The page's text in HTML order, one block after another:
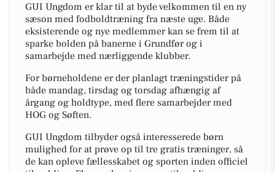
GUI Ungdom er klar til at byde velkommen til en ny
sæson med fodboldtræning fra næste uge. Både
eksisterende og nye medlemmer kan se frem til at
sparke bolden på banerne i Grundfør og i
samarbejde med nærliggende klubber.
For børneholdene er der planlagt træningstider på
både mandag, tirsdag og torsdag afhængig af
årgang og holdtype, med flere samarbejder med
HOG og Søften.
GUI Ungdom tilbyder også interesserede børn
mulighed for at prøve op til tre gratis træninger, så
de kan opleve fællesskabet og sporten inden officiel